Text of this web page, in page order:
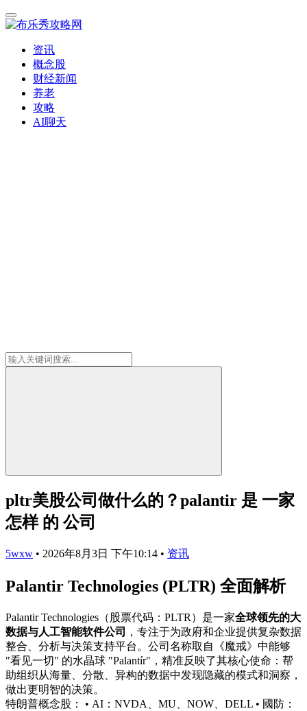
资讯
概念股
财经新闻
养老
攻略
AI聊天
pltr美股公司做什么的？palantir 是 一家
怎样 的 公司
5wxw • 2026年8月3日 下午10:14 • 资讯
Palantir Technologies (PLTR) 全面解析
Palantir Technologies（股票代码：PLTR）是一家全球领先的大
数据与人工智能软件公司
，专注于为政府和企业提供复杂数据
整合、分析与决策支持平台。公司名称取自《魔戒》中能够
"看见一切" 的水晶球 "Palantír"，精准反映了其核心使命：帮
助组织从海量、分散、异构的数据中发现隐藏的模式和洞察，
做出更明智的决策。
特朗普概念股 ： • AI：NVDA、MU、NOW、DELL • 國防：